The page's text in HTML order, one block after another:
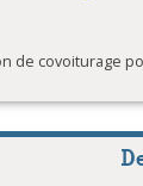
de covoiturage